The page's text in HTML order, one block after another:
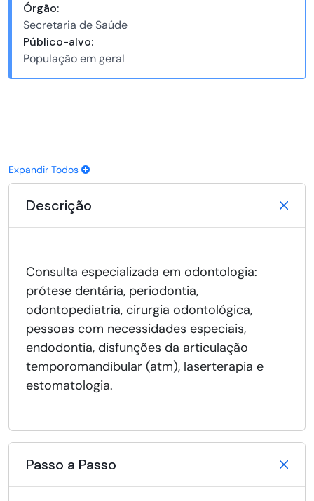
Órgão:
Secretaria de Saúde
Público-alvo:
População em geral
Expandir Todos
Descrição
Consulta especializada em odontologia:
prótese dentária, periodontia,
odontopediatria, cirurgia odontológica,
pessoas com necessidades especiais,
endodontia, disfunções da articulação
temporomandibular (atm), laserterapia e
estomatologia.
Passo a Passo